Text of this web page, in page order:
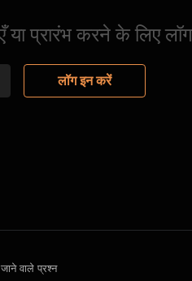
या प्रारंभ करने के लिए
लॉग इन करें
वाले प्रश्न